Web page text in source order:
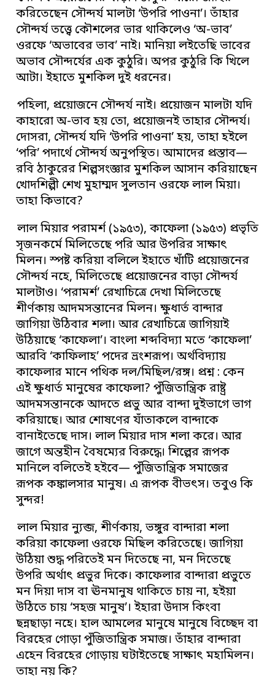
করিতেছেন সৌন্দর্য মালটা ‘উপরি পাওনা’। তাঁহার
সৌন্দর্য তত্ত্বে কৌশলের ভার থাকিলেও ‘অ-ভাব’
ওরফে ‘অভাবের ভাব’ নাই। মানিয়া লইতেছি ভাবের
অভাব সৌন্দর্যের এক কুঠুরি। অপর কুঠুরি কি খিলে
আটা। ইহাতে মুশকিল দুই ধরনের।
পহিলা, প্রয়োজনে সৌন্দর্য নাই। প্রয়োজন মালটা যদি
কাহারো অ-ভাব হয় তো, প্রয়োজনই তাহার সৌন্দর্য।
দোসরা, সৌন্দর্য যদি ‘উপরি পাওনা’ হয়, তাহা হইলে
‘পরি’ পদার্থে সৌন্দর্য অনুপস্থিত। আমাদের প্রস্তাব—
রবি ঠাকুরের শিল্পসংজ্ঞার মুশকিল আসান করিয়াছেন
খোদশিল্পী শেখ মুহাম্মদ সুলতান ওরফে লাল মিয়া।
তাহা কিভাবে?
লাল মিয়ার পরামর্শ (১৯৫৩), কাফেলা (১৯৫৩) প্রভৃতি
সৃজনকর্মে মিলিতেছে পরি আর উপরির সাক্ষাৎ
মিলন। স্পষ্ট করিয়া বলিলে ইহাতে খাঁটি প্রয়োজনের
সৌন্দর্য নহে, মিলিতেছে প্রয়োজনের বাড়া সৌন্দর্য
মালটাও। ‘পরামর্শ’ রেখাচিত্রে দেখা মিলিতেছে
শীর্ণকায় আদমসন্তানের মিলন। ক্ষুধার্ত বান্দার
জাগিয়া উঠিবার শলা। আর রেখাচিত্রে জাগিয়াই
উঠিয়াছে ‘কাফেলা’। বাংলা শব্দবিদ্যা মতে ‘কাফেলা’
আরবি ‘কাফিলাহ’ পদের ভ্রংশরূপ। অর্থবিদ্যায়
কাফেলার মানে পথিক দল/মিছিল/রঙ্গ। প্রশ্ন : কেন
এই ক্ষুধার্ত মানুষের কাফেলা? পুঁজিতান্ত্রিক রাষ্ট্র
আদমসন্তানকে আদতে প্রভু আর বান্দা দুইভাগে ভাগ
করিয়াছে। আর শোষণের যাঁতাকলে বান্দাকে
বানাইতেছে দাস। লাল মিয়ার দাস শলা করে। আর
জাগে অন্তহীন বৈষম্যের বিরুদ্ধে। শিল্পের রূপক
মানিলে বলিতেই হইবে— পুঁজিতান্ত্রিক সমাজের
রূপক কঙ্কালসার মানুষ। এ রূপক বীভৎস। তবুও কি
সুন্দর!
লাল মিয়ার ন্যুব্জ, শীর্ণকায়, ভঙ্গুর বান্দারা শলা
করিয়া কাফেলা ওরফে মিছিল করিতেছে। জাগিয়া
উঠিয়া শুদ্ধ পরিতেই মন দিতেছে না, মন দিতেছে
উপরি অর্থাৎ প্রভুর দিকে। কাফেলার বান্দারা প্রভুতে
মন দিয়া দাস বা ঊনমানুষ থাকিতে চায় না, হইয়া
উঠিতে চায় ‘সহজ মানুষ’। ইহারা উদাস কিংবা
ছন্নছাড়া নহে। হাল আমলের মানুষে মানুষে বিচ্ছেদ বা
বিরহের গোড়া পুঁজিতান্ত্রিক সমাজ। তাঁহার বান্দারা
এহেন বিরহের গোড়ায় ঘটাইতেছে সাক্ষাৎ মহামিলন।
তাহা নয় কি?